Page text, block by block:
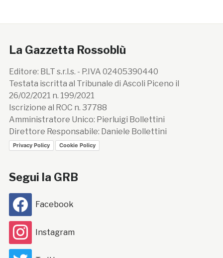
La Gazzetta Rossoblù
Editore: BLT s.r.l.s. - P.IVA 02405390440
Testata iscritta al Tribunale di Ascoli Piceno il
26/02/2021 n. 199/2021
Iscrizione al ROC n. 37788
Amministratore Unico: Pierluigi Bollettini
Direttore Responsabile: Daniele Bollettini
Privacy Policy Cookie Policy
Segui la GRB
Facebook
Instagram